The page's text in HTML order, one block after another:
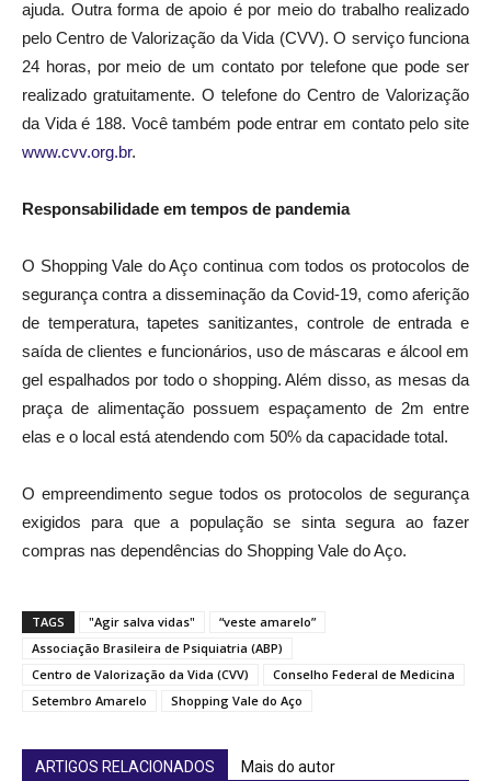
ajuda. Outra forma de apoio é por meio do trabalho realizado
pelo Centro de Valorização da Vida (CVV). O serviço funciona
24 horas, por meio de um contato por telefone que pode ser
realizado gratuitamente. O telefone do Centro de Valorização
da Vida é 188. Você também pode entrar em contato pelo site
www.cvv.org.br.
Responsabilidade em tempos de pandemia
O Shopping Vale do Aço continua com todos os protocolos de
segurança contra a disseminação da Covid-19, como aferição
de temperatura, tapetes sanitizantes, controle de entrada e
saída de clientes e funcionários, uso de máscaras e álcool em
gel espalhados por todo o shopping. Além disso, as mesas da
praça de alimentação possuem espaçamento de 2m entre
elas e o local está atendendo com 50% da capacidade total.
O empreendimento segue todos os protocolos de segurança
exigidos para que a população se sinta segura ao fazer
compras nas dependências do Shopping Vale do Aço.
TAGS "Agir salva vidas"
“veste amarelo”
Associação Brasileira de Psiquiatria (ABP)
Centro de Valorização da Vida (CVV)
Conselho Federal de Medicina
Setembro Amarelo
Shopping Vale do Aço
ARTIGOS RELACIONADOS Mais do autor